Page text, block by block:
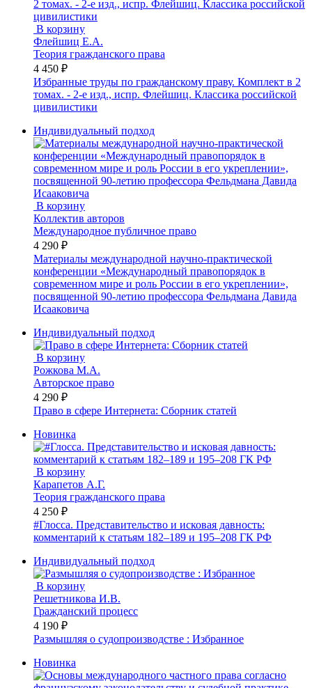
В корзину
Флейшиц Е.А.
Теория гражданского права
4 450 ₽
Избранные труды по гражданскому праву. Комплект в 2
томах. - 2-е изд., испр. Флейшиц. Классика российской
цивилистики
Индивидуальный подход
В корзину
Коллектив авторов
Международное публичное право
4 290 ₽
Материалы международной научно-практической
конференции «Международный правопорядок в
современном мире и роль России в его укреплении»,
посвященной 90-летию профессора Фельдмана Давида
Исааковича
Индивидуальный подход
В корзину
Рожкова М.А.
Авторское право
4 290 ₽
Право в сфере Интернета: Сборник статей
Новинка
В корзину
Карапетов А.Г.
Теория гражданского права
4 250 ₽
#Глосса. Представительство и исковая давность:
комментарий к статьям 182–189 и 195–208 ГК РФ
Индивидуальный подход
В корзину
Решетникова И.В.
Гражданский процесс
4 190 ₽
Размышляя о судопроизводстве : Избранное
Новинка